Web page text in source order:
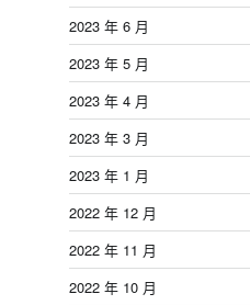
2023 年 6 月
2023 年 5 月
2023 年 4 月
2023 年 3 月
2023 年 1 月
2022 年 12 月
2022 年 11 月
2022 年 10 月